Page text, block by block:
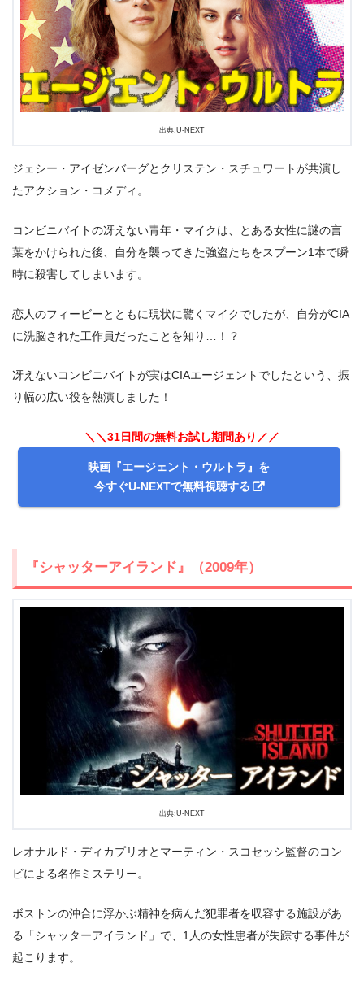
出典:U-NEXT
ジェシー・アイゼンバーグとクリステン・スチュワートが共演し
たアクション・コメディ。
コンビニバイトの冴えない青年・マイクは、とある女性に謎の言
葉をかけられた後、自分を襲ってきた強盗たちをスプーン1本で瞬
時に殺害してしまいます。
恋人のフィービーとともに現状に驚くマイクでしたが、自分がCIA
に洗脳された工作員だったことを知り…！？
冴えないコンビニバイトが実はCIAエージェントでしたという、振
り幅の広い役を熱演しました！
＼＼31日間の無料お試し期間あり／／
映画『エージェント・ウルトラ』を
今すぐU-NEXTで無料視聴する
『シャッターアイランド』（2009年）
出典:U-NEXT
レオナルド・ディカプリオとマーティン・スコセッシ監督のコン
ビによる名作ミステリー。
ボストンの沖合に浮かぶ精神を病んだ犯罪者を収容する施設があ
る「シャッターアイランド」で、1人の女性患者が失踪する事件が
起こります。